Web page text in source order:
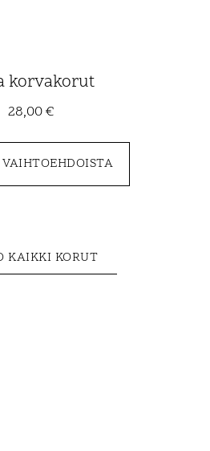
korvakorut
28,00€
KAIKKI KORUT